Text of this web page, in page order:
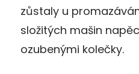
zůstaly u
složitých mašin
ozubenými kolečky.